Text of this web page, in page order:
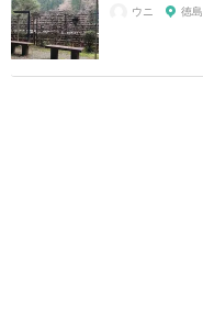
ウニ 徳島